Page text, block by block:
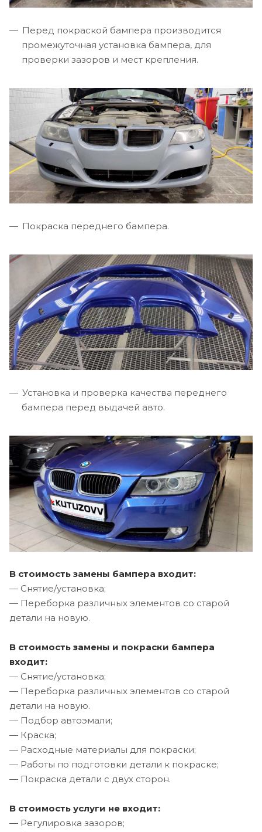
Перед покраской бампера производится
промежуточная установка бампера, для
проверки зазоров и мест крепления.
Покраска переднего бампера.
Установка и проверка качества переднего
бампера перед выдачей авто.
В стоимость замены бампера входит:
— Снятие/установка;
— Переборка различных элементов со старой
детали на новую.
В стоимость замены и покраски бампера
входит:
— Снятие/установка;
— Переборка различных элементов со старой
детали на новую.
— Подбор автоэмали;
— Краска;
— Расходные материалы для покраски;
— Работы по подготовки детали к покраске;
— Покраска детали с двух сторон.
В стоимость услуги не входит:
— Регулировка зазоров;